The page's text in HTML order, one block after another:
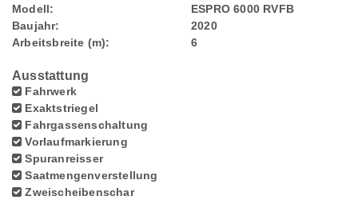
Modell:
ESPRO 6000 RVFB
Baujahr:
2020
Arbeitsbreite (m):
6
Ausstattung
Fahrwerk
Exaktstriegel
Fahrgassenschaltung
Vorlaufmarkierung
Spuranreisser
Saatmengenverstellung
Zweischeibenschar